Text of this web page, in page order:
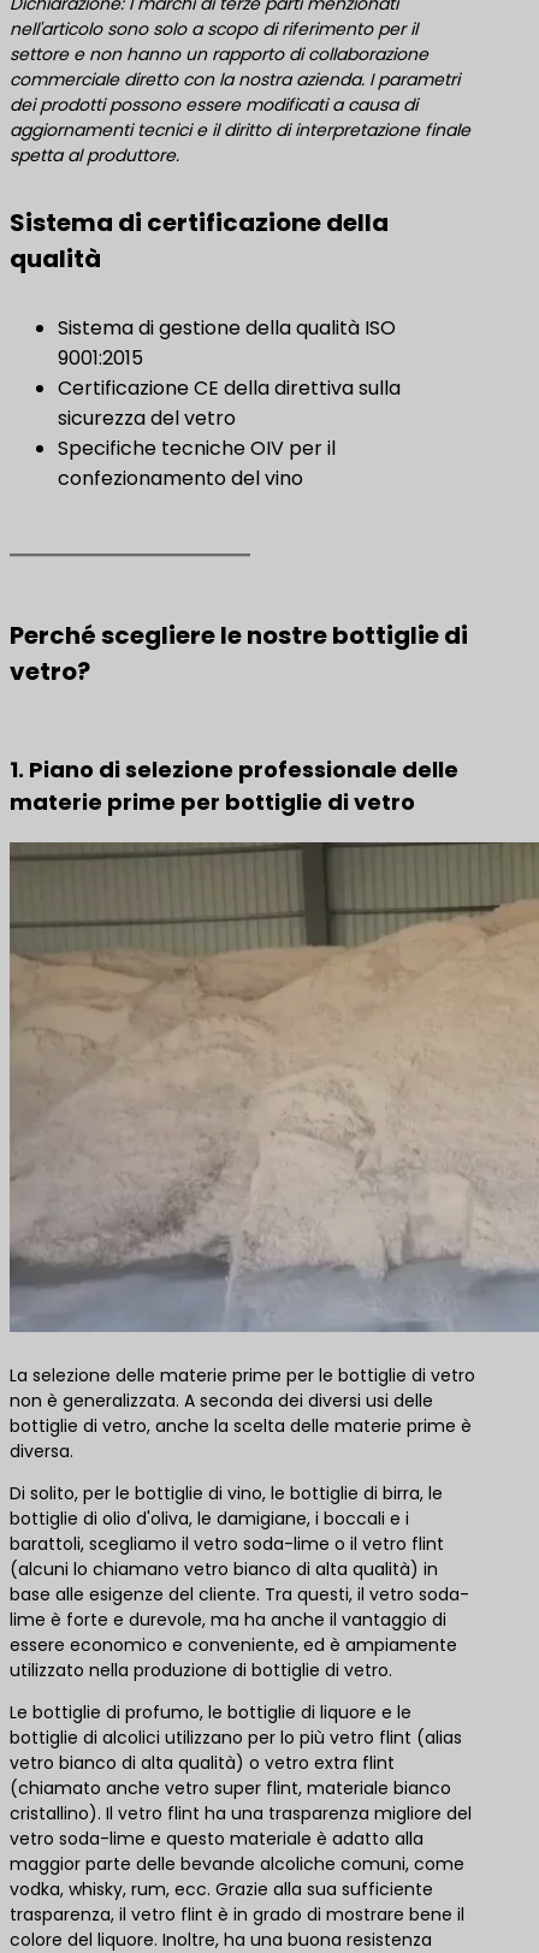
nell'articolo sono solo a scopo di riferimento per il
settore e non hanno un rapporto di collaborazione
commerciale diretto con la nostra azienda. I parametri
dei prodotti possono essere modificati a causa di
aggiornamenti tecnici e il diritto di interpretazione finale
spetta al produttore.
Sistema di certificazione della
qualità
Sistema di gestione della qualità ISO
9001:2015
Certificazione CE della direttiva sulla
sicurezza del vetro
Specifiche tecniche OIV per il
confezionamento del vino
Perché scegliere le nostre bottiglie di
vetro?
1. Piano di selezione professionale delle
materie prime per bottiglie di vetro
La selezione delle materie prime per le bottiglie di vetro
non è generalizzata. A seconda dei diversi usi delle
bottiglie di vetro, anche la scelta delle materie prime è
diversa.
Di solito, per le bottiglie di vino, le bottiglie di birra, le
bottiglie di olio d'oliva, le damigiane, i boccali e i
barattoli, scegliamo il vetro soda-lime o il vetro flint
(alcuni lo chiamano vetro bianco di alta qualità) in
base alle esigenze del cliente. Tra questi, il vetro soda-
lime è forte e durevole, ma ha anche il vantaggio di
essere economico e conveniente, ed è ampiamente
utilizzato nella produzione di bottiglie di vetro.
Le bottiglie di profumo, le bottiglie di liquore e le
bottiglie di alcolici utilizzano per lo più vetro flint (alias
vetro bianco di alta qualità) o vetro extra flint
(chiamato anche vetro super flint, materiale bianco
cristallino). Il vetro flint ha una trasparenza migliore del
vetro soda-lime e questo materiale è adatto alla
maggior parte delle bevande alcoliche comuni, come
vodka, whisky, rum, ecc. Grazie alla sua sufficiente
trasparenza, il vetro flint è in grado di mostrare bene il
colore del liquore. Inoltre, ha una buona resistenza